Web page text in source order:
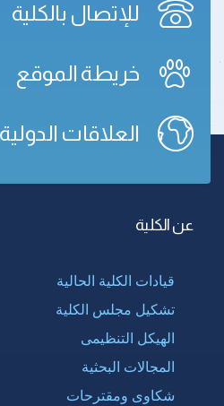
للإتصال بالكلية
خريطة الموقع
العلاقات الدولية
عن الكلية
قيادات الكلية الحالية
تشكيل مجلس الكلية
الهيكل التنظيمى
المجالات البحثية
شكاوى ومقترحات